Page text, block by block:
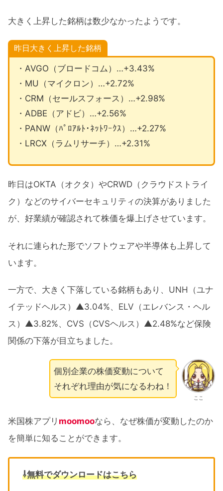
大きく上昇した銘柄は数少なかったようです。
昨日大きく上昇した銘柄
・AVGO（ブロードコム）…+3.43%
・MU（マイクロン）…+2.72%
・CRM（セールスフォース）…+2.98%
・ADBE（アドビ）…+2.56%
・PANW（ﾊﾟﾛｱﾙﾄ･ﾈｯﾄﾜｰｸｽ）…+2.27%
・LRCX（ラムリサーチ）…+2.31%
昨日はOKTA（オクタ）やCRWD（クラウドストライ
ク）などのサイバーセキュリティの決算がありました
が、好業績が確認されて株価を爆上げさせています。
それに連られた形でソフトウェアや半導体も上昇して
います。
一方で、大きく下落している銘柄もあり、UNH（ユナ
イテッドヘルス）▲3.04%、ELV（エレバンス・ヘル
ス）▲3.82%、CVS（CVSヘルス）▲2.48%など保険
関係の下落が目立ちました。
ここ
個別企業の株価変動について
それぞれ理由が気になるわね！
米国株アプリ moomooなら、なぜ株価が変動したのか
を簡単に知ることができます。
⇩無料でダウンロードはこちら